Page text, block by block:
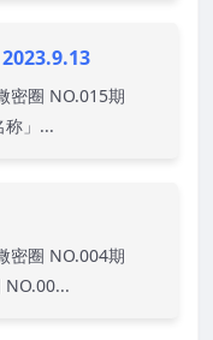
密圈 NO.015期
称」...
密圈 NO.004期
NO.00...